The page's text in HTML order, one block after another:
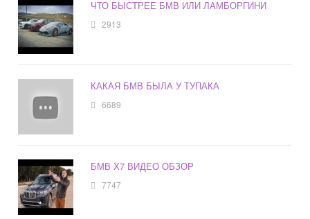
ЧТО БЫСТРЕЕ БМВ ИЛИ ЛАМБОРГИНИ
2913
КАКАЯ БМВ БЫЛА У ТУПАКА
6689
БМВ X7 ВИДЕО ОБЗОР
7747